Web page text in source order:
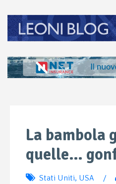
La bambola
quelle…
Stati Uniti, USA /